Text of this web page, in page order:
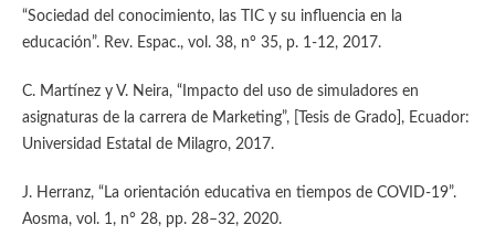
“Sociedad del conocimiento, las TIC y su influencia en la
educación”. Rev. Espac., vol. 38, n° 35, p. 1-12, 2017.
C. Martínez y V. Neira, “Impacto del uso de simuladores en
asignaturas de la carrera de Marketing”, [Tesis de Grado], Ecuador:
Universidad Estatal de Milagro, 2017.
J. Herranz, “La orientación educativa en tiempos de COVID-19”.
Aosma, vol. 1, n° 28, pp. 28–32, 2020.